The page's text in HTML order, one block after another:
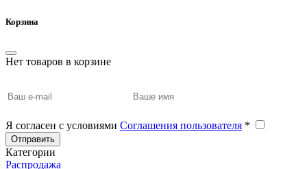
Корзина
Нет товаров в корзине
Я согласен с условиями Соглашения пользователя *
Отправить
Категории
Распродажа